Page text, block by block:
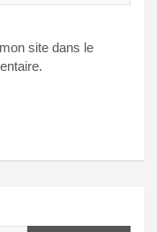
site dans le